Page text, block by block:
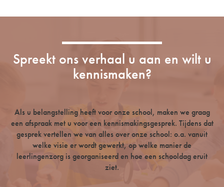
Spreekt ons verhaal u aan en wilt u
kennismaken?
Als u belangstelling heeft voor onze school, maken we graag
een afspraak met u voor een kennismakingsgesprek. Tijdens dat
gesprek vertellen we van alles over onze school: o.a. vanuit
welke visie er wordt gewerkt, op welke manier de
leerlingenzorg is georganiseerd en hoe een schooldag eruit
ziet.